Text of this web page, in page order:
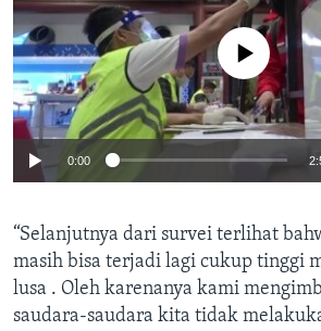
No media source currently
0:00
“Selanjutnya dari survei terlihat
masih bisa terjadi lagi cukup tinggi
lusa . Oleh karenanya kami
saudara-saudara kita tidak